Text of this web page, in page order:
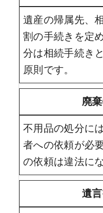
遺産の帰属先、
割の手続きを定
分は相続手続き
原則です。
廃
不用品の処分に
者への依頼が必
の依頼は違法に
遺